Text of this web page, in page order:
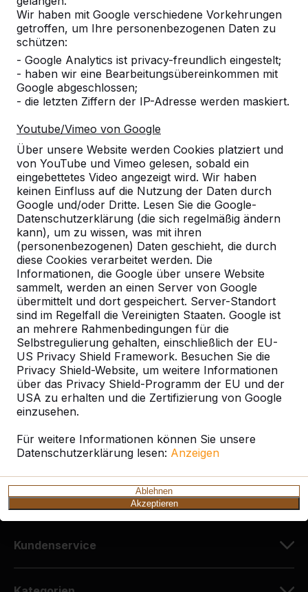
Wir haben mit Google verschiedene Vorkehrungen
getroffen, um Ihre personenbezogenen Daten zu
schützen:
- Google Analytics ist privacy-freundlich eingestelt;
- haben wir eine Bearbeitungsübereinkommen mit
Google abgeschlossen;
- die letzten Ziffern der IP-Adresse werden maskiert.
Youtube/Vimeo von Google
Über unsere Website werden Cookies platziert und
von YouTube und Vimeo gelesen, sobald ein
eingebettetes Video angezeigt wird. Wir haben
keinen Einfluss auf die Nutzung der Daten durch
Google und/oder Dritte. Lesen Sie die Google-
Datenschutzerklärung (die sich regelmäßig ändern
kann), um zu wissen, was mit ihren
(personenbezogenen) Daten geschieht, die durch
diese Cookies verarbeitet werden. Die
Informationen, die Google über unsere Website
sammelt, werden an einen Server von Google
übermittelt und dort gespeichert. Server-Standort
sind im Regelfall die Vereinigten Staaten. Google ist
an mehrere Rahmenbedingungen für die
Selbstregulierung gehalten, einschließlich der EU-
US Privacy Shield Framework. Besuchen Sie die
Privacy Shield-Website, um weitere Informationen
über das Privacy Shield-Programm der EU und der
USA zu erhalten und die Zertifizierung von Google
einzusehen.
Für weitere Informationen können Sie unsere
Datenschutzerklärung lesen: Anzeigen
Ablehnen
Akzeptieren
Kategorie
Alles anzeigen
Ort oder Postleitzahl suchen
Zie ook
Weißenbrunn
Kontakt
HeBlad Deutschland
Diekerstraße 97
42781 Haan
Deutschland
+49 212 934 77 25
info@HeBlad.de
Kundenservice